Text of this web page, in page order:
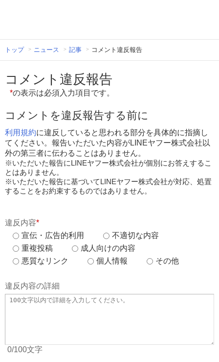
トップ ニュース 記事 コメント違反報告
コメント違反報告
*の表示は必須入力項目です。
コメントを違反報告する前に
利用規約に違反していると思われる部分を具体的に指摘し
てください。報告いただいた内容がLINEヤフー株式会社以
外の第三者に伝わることはありません。
※いただいた報告にLINEヤフー株式会社が個別にお答えするこ
とはありません。
※いただいた報告に基づいてLINEヤフー株式会社が対応、処置
することをお約束するものではありません。
違反内容*
宣伝・広告的利用
不適切な内容
重複投稿
成人向けの内容
悪質なリンク
個人情報 その他
違反内容の詳細
0/100文字